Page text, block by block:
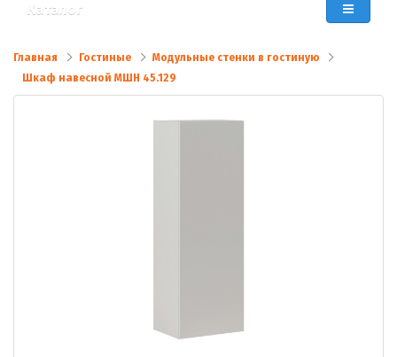
Каталог
Главная Гостиные
Модульные стенки в гостиную
Шкаф навесной МШН 45.129